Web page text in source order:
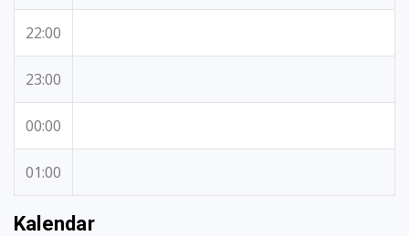
22:00
23:00
00:00
01:00
Kalendar